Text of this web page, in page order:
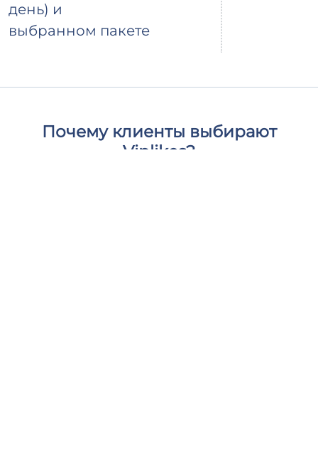
день) и
выбранном пакете
Почему клиенты выбирают
Viplikes?